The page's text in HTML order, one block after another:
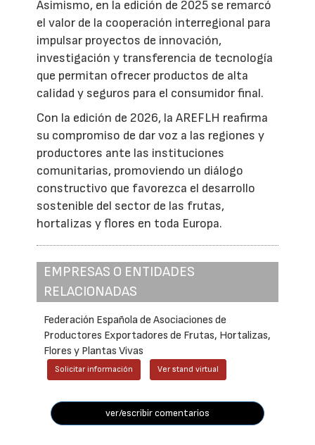
Asimismo, en la edición de 2025 se remarcó
el valor de la cooperación interregional para
impulsar proyectos de innovación,
investigación y transferencia de tecnología
que permitan ofrecer productos de alta
calidad y seguros para el consumidor final.
Con la edición de 2026, la AREFLH reafirma
su compromiso de dar voz a las regiones y
productores ante las instituciones
comunitarias, promoviendo un diálogo
constructivo que favorezca el desarrollo
sostenible del sector de las frutas,
hortalizas y flores en toda Europa.
EMPRESAS O ENTIDADES
RELACIONADAS
Federación Española de Asociaciones de
Productores Exportadores de Frutas, Hortalizas,
Flores y Plantas Vivas
Solicitar información Ver stand virtual
ver/escribir comentarios